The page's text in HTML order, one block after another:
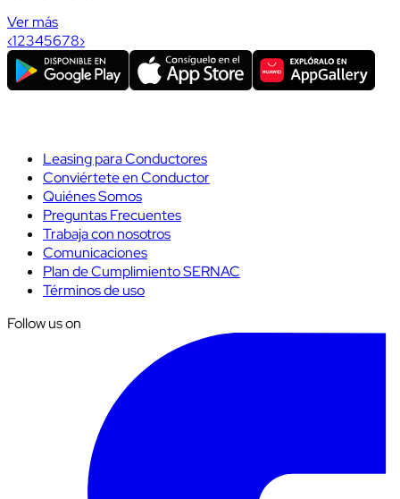
Ver más
‹12345678›
Leasing para Conductores
Conviértete en Conductor
Quiénes Somos
Preguntas Frecuentes
Trabaja con nosotros
Comunicaciones
Plan de Cumplimiento SERNAC
Términos de uso
Follow us on